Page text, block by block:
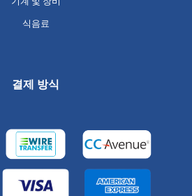
식음료
결제 방식